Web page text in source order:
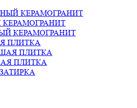
КЕРАМОГРАНИТ
КЕРАМОГРАНИТ
ПЛИТКА
ПЛИТКА
ПЛИТКА